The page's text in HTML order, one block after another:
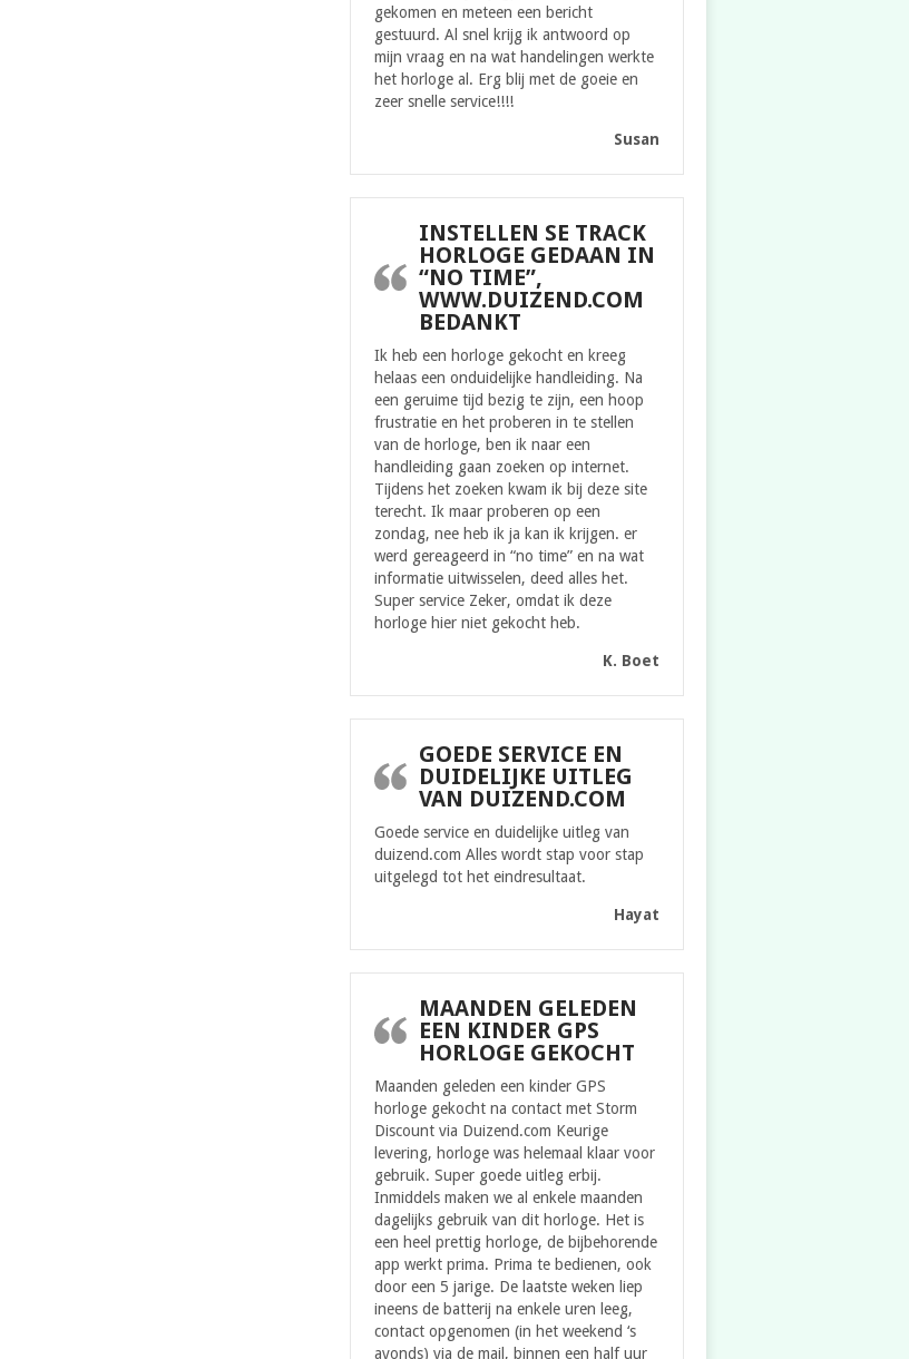
gekomen en meteen een bericht
gestuurd. Al snel krijg ik antwoord op
mijn vraag en na wat handelingen werkte
het horloge al. Erg blij met de goeie en
zeer snelle service!!!!
Susan
INSTELLEN SE TRACK
HORLOGE GEDAAN IN
“NO TIME”,
WWW.DUIZEND.COM
BEDANKT
Ik heb een horloge gekocht en kreeg
helaas een onduidelijke handleiding. Na
een geruime tijd bezig te zijn, een hoop
frustratie en het proberen in te stellen
van de horloge, ben ik naar een
handleiding gaan zoeken op internet.
Tijdens het zoeken kwam ik bij deze site
terecht. Ik maar proberen op een
zondag, nee heb ik ja kan ik krijgen. er
werd gereageerd in “no time” en na wat
informatie uitwisselen, deed alles het.
Super service Zeker, omdat ik deze
horloge hier niet gekocht heb.
K. Boet
GOEDE SERVICE EN
DUIDELIJKE UITLEG
VAN DUIZEND.COM
Goede service en duidelijke uitleg van
duizend.com Alles wordt stap voor stap
uitgelegd tot het eindresultaat.
Hayat
MAANDEN GELEDEN
EEN KINDER GPS
HORLOGE GEKOCHT
Maanden geleden een kinder GPS
horloge gekocht na contact met Storm
Discount via Duizend.com Keurige
levering, horloge was helemaal klaar voor
gebruik. Super goede uitleg erbij.
Inmiddels maken we al enkele maanden
dagelijks gebruik van dit horloge. Het is
een heel prettig horloge, de bijbehorende
app werkt prima. Prima te bedienen, ook
door een 5 jarige. De laatste weken liep
ineens de batterij na enkele uren leeg,
contact opgenomen (in het weekend ‘s
avonds) via de mail, binnen een half uur